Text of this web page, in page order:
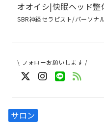
オオイシ|快眠ヘッド
SBR神経セラピスト/パーソナ
\ フォローお願いします /
サロン